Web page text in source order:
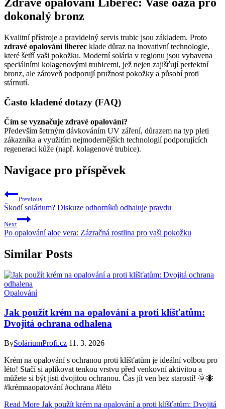
Zdravé opalování Liberec: Vaše oáza pro
dokonalý bronz
Kvalitní přístroje a pravidelný servis trubic jsou základem. Proto
zdravé opalování liberec klade důraz na inovativní technologie,
které šetří vaši pokožku. Moderní solária v regionu jsou vybavena
speciálními kolagenovými trubicemi, jež nejen zajišťují perfektní
bronz, ale zároveň podporují pružnost pokožky a působí proti
stárnutí.
Často kladené dotazy (FAQ)
Čím se vyznačuje zdravé opalování?
Především šetrným dávkováním UV záření, důrazem na typ pleti
zákazníka a využitím nejmodernějších technologií podporujících
regeneraci kůže (např. kolagenové trubice).
Navigace pro příspěvek
Previous
Škodí solárium? Diskuze odborníků odhaluje pravdu
Next
Po opalování aloe vera: Zázračná rostlina pro vaši pokožku
Similar Posts
Opalování
Jak použít krém na opalování a proti klíšťatům:
Dvojitá ochrana odhalena
BySoláriumProfi.cz 11. 3. 2026
Krém na opalování s ochranou proti klíšťatům je ideální volbou pro
léto! Stačí si aplikovat tenkou vrstvu před venkovní aktivitou a
můžete si být jisti dvojitou ochranou. Čas jít ven bez starostí! 🌞🐜
#krémnaopatování #ochrana #léto
Read More Jak použít krém na opalování a proti klíšťatům: Dvojitá